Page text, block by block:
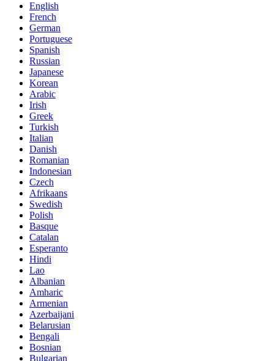
English
French
German
Portuguese
Spanish
Russian
Japanese
Korean
Arabic
Irish
Greek
Turkish
Italian
Danish
Romanian
Indonesian
Czech
Afrikaans
Swedish
Polish
Basque
Catalan
Esperanto
Hindi
Lao
Albanian
Amharic
Armenian
Azerbaijani
Belarusian
Bengali
Bosnian
Bulgarian